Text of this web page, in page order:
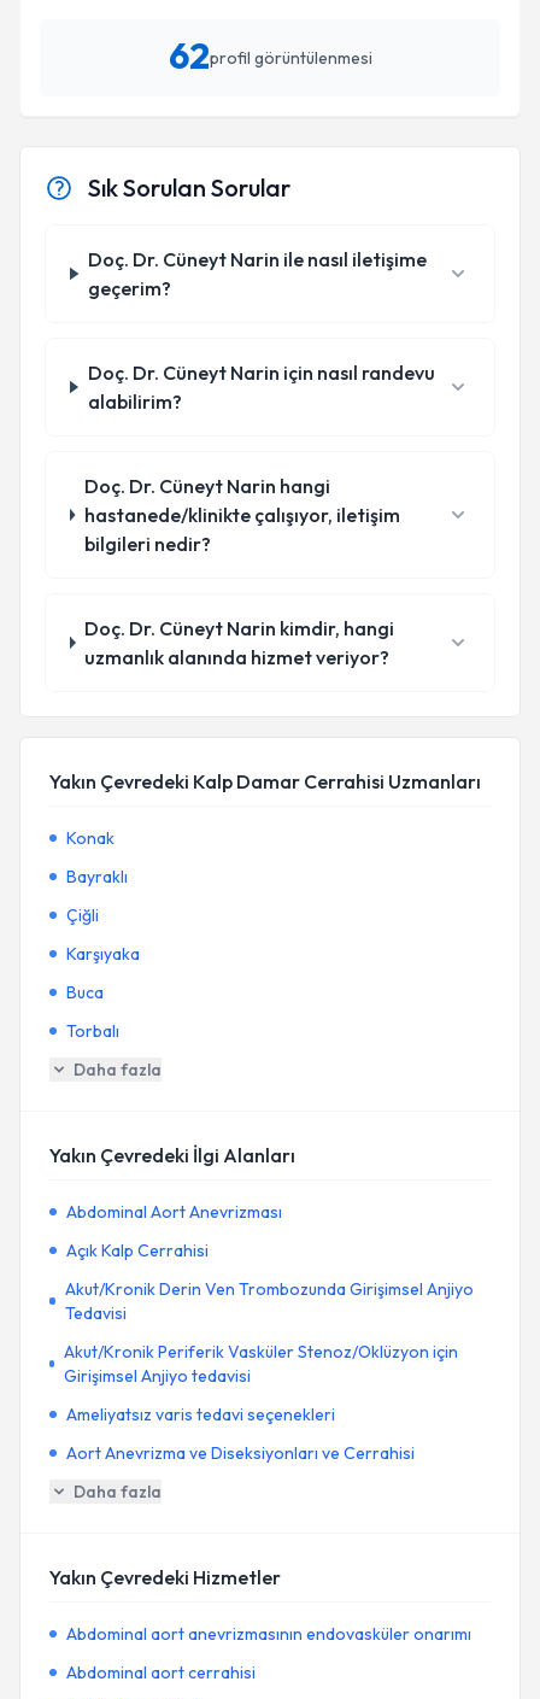
62profil görüntülenmesi
Sık Sorulan Sorular
Doç. Dr. Cüneyt Narin ile nasıl iletişime
geçerim?
Doç. Dr. Cüneyt Narin için nasıl randevu
alabilirim?
Doç. Dr. Cüneyt Narin hangi
hastanede/klinikte çalışıyor, iletişim
bilgileri nedir?
Doç. Dr. Cüneyt Narin kimdir, hangi
uzmanlık alanında hizmet veriyor?
Yakın Çevredeki Kalp Damar Cerrahisi Uzmanları
Konak
Bayraklı
Çiğli
Karşıyaka
Buca
Torbalı
Daha fazla
Yakın Çevredeki İlgi Alanları
Abdominal Aort Anevrizması
Açık Kalp Cerrahisi
Akut/Kronik Derin Ven Trombozunda Girişimsel Anjiyo
Tedavisi
Akut/Kronik Periferik Vasküler Stenoz/Oklüzyon için
Girişimsel Anjiyo tedavisi
Ameliyatsız varis tedavi seçenekleri
Aort Anevrizma ve Diseksiyonları ve Cerrahisi
Daha fazla
Yakın Çevredeki Hizmetler
Abdominal aort anevrizmasının endovasküler onarımı
Abdominal aort cerrahisi